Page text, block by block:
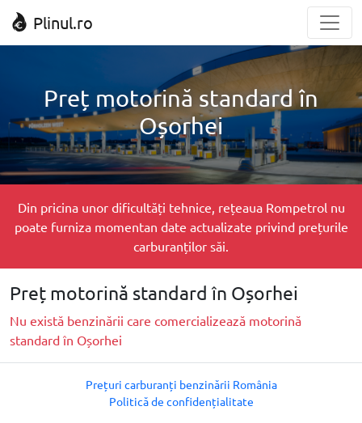
Plinul.ro
Preț motorină standard în
Oșorhei
Din pricina unor dificultăți tehnice, rețeaua Rompetrol nu
poate furniza momentan date actualizate privind prețurile
carburanților săi.
Preț motorină standard în Oșorhei
Nu există benzinării care comercializează motorină
standard în Oșorhei
Prețuri carburanți benzinării România
Politică de confidențialitate